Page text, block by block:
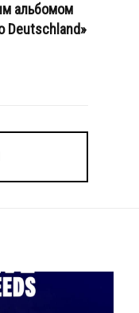
альбомом
Deutschland»